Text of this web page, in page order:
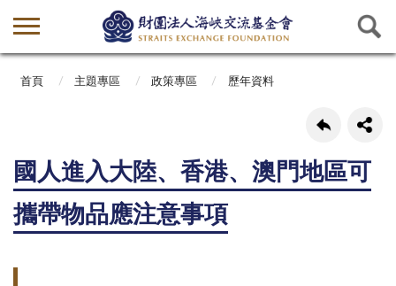
首頁 主題專區 政策專區 歷年資料
國人進入大陸、香港、澳門地區可
攜帶物品應注意事項